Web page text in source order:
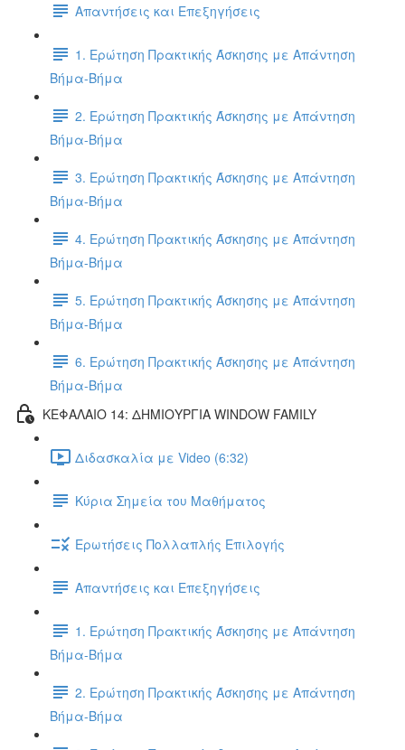
Απαντήσεις και Επεξηγήσεις
1. Ερώτηση Πρακτικής Άσκησης με Απάντηση
Βήμα-Βήμα
2. Ερώτηση Πρακτικής Άσκησης με Απάντηση
Βήμα-Βήμα
3. Ερώτηση Πρακτικής Άσκησης με Απάντηση
Βήμα-Βήμα
4. Ερώτηση Πρακτικής Άσκησης με Απάντηση
Βήμα-Βήμα
5. Ερώτηση Πρακτικής Άσκησης με Απάντηση
Βήμα-Βήμα
6. Ερώτηση Πρακτικής Άσκησης με Απάντηση
Βήμα-Βήμα
ΚΕΦΑΛΑΙΟ 14: ΔΗΜΙΟΥΡΓΙΑ WINDOW FAMILY
Διδασκαλία με Video (6:32)
Κύρια Σημεία του Μαθήματος
Ερωτήσεις Πολλαπλής Επιλογής
Απαντήσεις και Επεξηγήσεις
1. Ερώτηση Πρακτικής Άσκησης με Απάντηση
Βήμα-Βήμα
2. Ερώτηση Πρακτικής Άσκησης με Απάντηση
Βήμα-Βήμα